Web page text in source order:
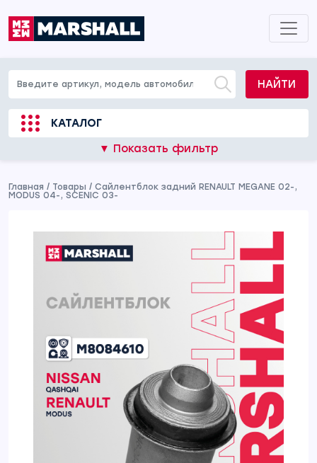
НАЙТИ
КАТАЛОГ
▼ Показать фильтр
Главная / Товары / Сайлентблок задний RENAULT MEGANE 02-,
MODUS 04-, SCENIC 03-